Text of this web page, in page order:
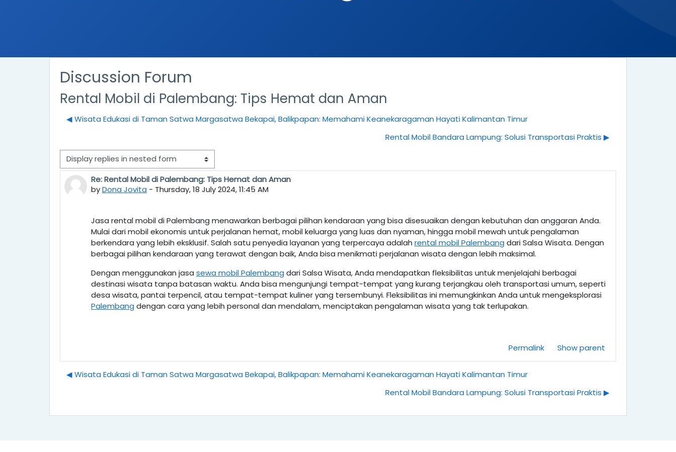
Discussion Forum
Rental Mobil di Palembang: Tips Hemat dan Aman
◀︎ Wisata Edukasi di Taman Satwa Margasatwa Bekapai, Balikpapan: Memahami Keanekaragaman Hayati Kalimantan Timur
Rental Mobil Bandara Lampung: Solusi Transportasi Praktis ▶︎
Display mode
Re: Rental Mobil di Palembang: Tips Hemat dan Aman
byDona Jovita - Thursday, 18 July 2024, 11:45 AM
Number of replies: 0
Jasa rental mobil di Palembang menawarkan berbagai pilihan kendaraan yang bisa disesuaikan dengan kebutuhan dan anggaran Anda.
Mulai dari mobil ekonomis untuk perjalanan hemat, mobil keluarga yang luas dan nyaman, hingga mobil mewah untuk pengalaman
berkendara yang lebih eksklusif. Salah satu penyedia layanan yang terpercaya adalah rental mobil Palembang dari Salsa Wisata. Dengan
berbagai pilihan kendaraan yang terawat dengan baik, Anda bisa menikmati perjalanan wisata dengan lebih maksimal.
Dengan menggunakan jasa sewa mobil Palembang dari Salsa Wisata, Anda mendapatkan fleksibilitas untuk menjelajahi berbagai
destinasi wisata tanpa batasan waktu. Anda bisa mengunjungi tempat-tempat yang kurang terjangkau oleh transportasi umum, seperti
desa wisata, pantai terpencil, atau tempat-tempat kuliner yang tersembunyi. Fleksibilitas ini memungkinkan Anda untuk mengeksplorasi
Palembang dengan cara yang lebih personal dan mendalam, menciptakan pengalaman wisata yang tak terlupakan.
Permalink Show parent
◀︎ Wisata Edukasi di Taman Satwa Margasatwa Bekapai, Balikpapan: Memahami Keanekaragaman Hayati Kalimantan Timur
Rental Mobil Bandara Lampung: Solusi Transportasi Praktis ▶︎